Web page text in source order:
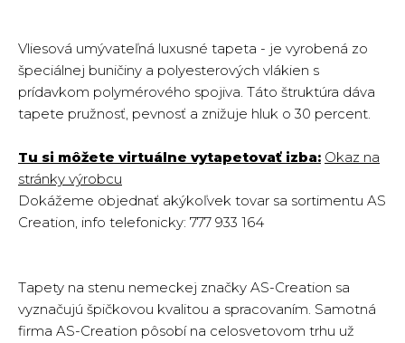
Vliesová umývateľná luxusné tapeta - je vyrobená zo
špeciálnej buničiny a polyesterových vlákien s
prídavkom polymérového spojiva. Táto štruktúra dáva
tapete pružnosť, pevnosť a znižuje hluk o 30 percent.
Tu si môžete virtuálne vytapetovať izba: Okaz na
stránky výrobcu
Dokážeme objednať akýkoľvek tovar sa sortimentu AS
Creation, info telefonicky: 777 933 164
Tapety na stenu nemeckej značky AS-Creation sa
vyznačujú špičkovou kvalitou a spracovaním. Samotná
firma AS-Creation pôsobí na celosvetovom trhu už